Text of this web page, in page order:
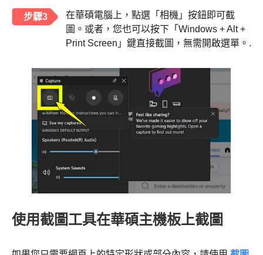
步驟3
在華碩電腦上，點選「相機」按鈕即可截
圖。或者，您也可以按下「Windows + Alt +
Print Screen」鍵直接截圖，無需開啟選單。.
使用截圖工具在華碩主機板上截圖